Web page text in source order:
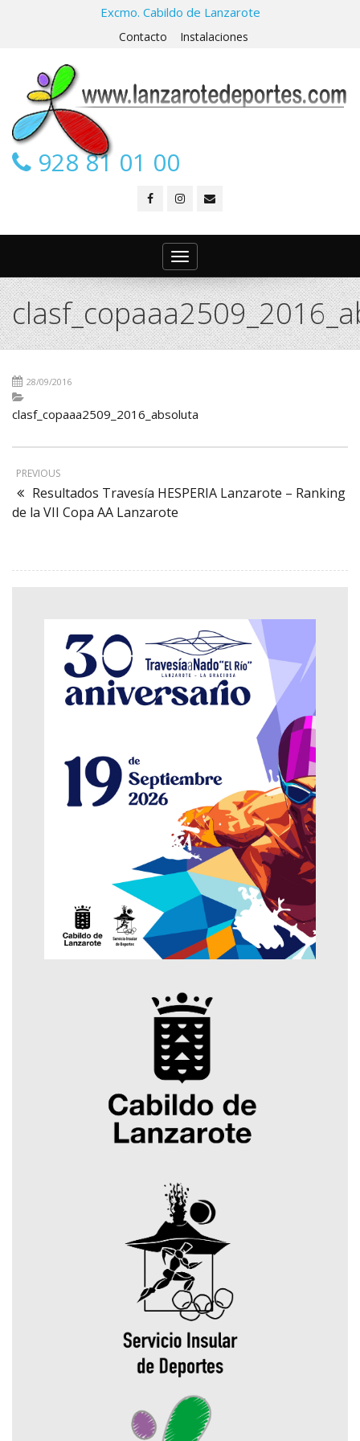
Excmo. Cabildo de Lanzarote
Contacto Instalaciones
928 81 01 00
Toggle
navigation
28/09/2016
clasf_copaaa2509_2016_absoluta
PREVIOUS
Resultados Travesía HESPERIA Lanzarote – Ranking
de la VII Copa AA Lanzarote